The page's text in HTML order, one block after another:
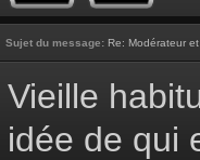
Sujet du message: Re: Modérateur
Vieille
idée de qui